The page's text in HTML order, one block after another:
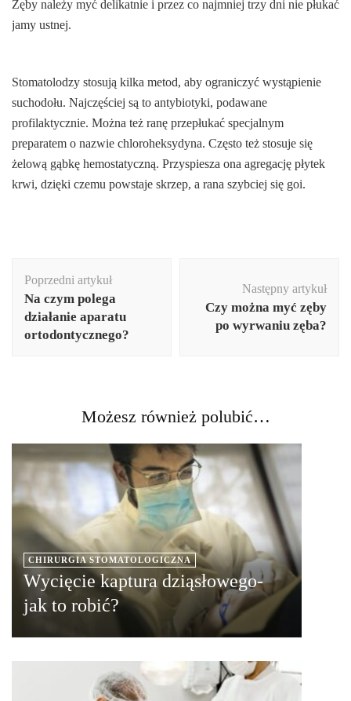
Zęby należy myć delikatnie i przez co najmniej trzy dni nie płukać
jamy ustnej.
Stomatolodzy stosują kilka metod, aby ograniczyć wystąpienie
suchodołu. Najczęściej są to antybiotyki, podawane
profilaktycznie. Można też ranę przepłukać specjalnym
preparatem o nazwie chloroheksydyna. Często też stosuje się
żelową gąbkę hemostatyczną. Przyspiesza ona agregację płytek
krwi, dzięki czemu powstaje skrzep, a rana szybciej się goi.
wpisu
Poprzedni artykuł
Na czym polega
działanie aparatu
ortodontycznego?
Następny artykuł
Czy można myć zęby
po wyrwaniu zęba?
Możesz również polubić…
CHIRURGIA STOMATOLOGICZNA
Wycięcie kaptura dziąsłowego-
jak to robić?